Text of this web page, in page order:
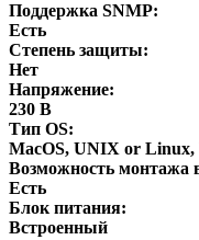
Поддержка SNMP:
Есть
Степень защиты:
Нет
Напряжение:
230 В
Тип OS:
MacOS, UNIX or Linux,
Возможность монтажа
Есть
Блок питания:
Встроенный